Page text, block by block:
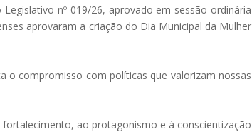
nº 019/26, aprovado em sessão ordinária
aprovaram a criação do Dia Municipal da Mulher
o compromisso com políticas que valorizam nossas
ao protagonismo e à conscientização